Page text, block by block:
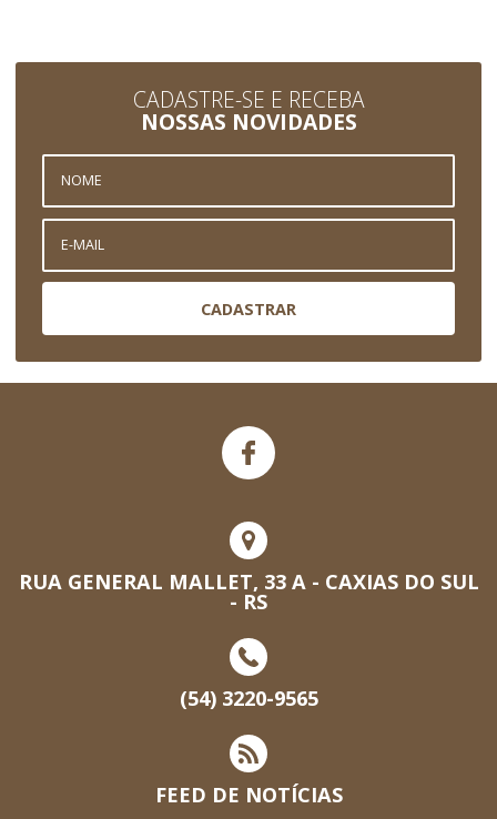
CADASTRE-SE E RECEBA
NOSSAS NOVIDADES
CADASTRAR
RUA GENERAL MALLET, 33 A - CAXIAS DO SUL
- RS
(54) 3220-9565
FEED DE NOTÍCIAS